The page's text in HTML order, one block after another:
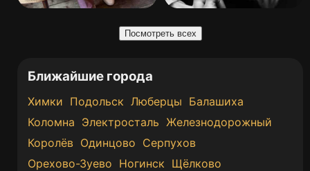
Посмотреть всех
Ближайшие города
Химки Подольск Люберцы Балашиха
Коломна Электросталь Железнодорожный
Королёв Одинцово Серпухов
Орехово-Зуево Ногинск Щёлково